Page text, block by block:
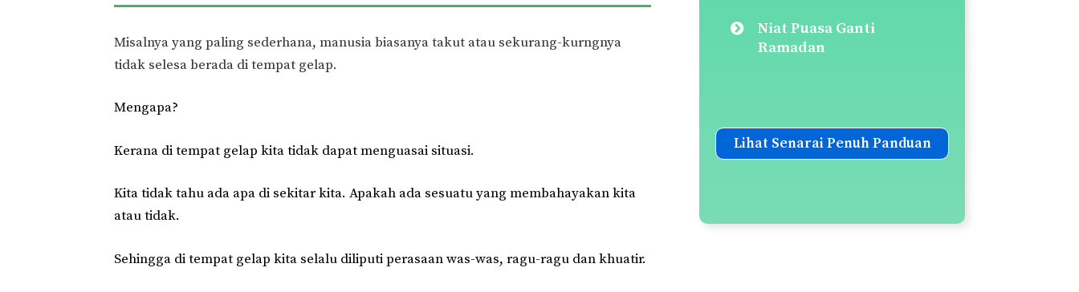
Misalnya yang paling sederhana, manusia biasanya takut atau sekurang-kurngnya
tidak selesa berada di tempat gelap.
Mengapa?
Kerana di tempat gelap kita tidak dapat menguasai situasi.
Kita tidak tahu ada apa di sekitar kita. Apakah ada sesuatu yang membahayakan kita
atau tidak.
Sehingga di tempat gelap kita selalu diliputi perasaan was-was, ragu-ragu dan khuatir.
Niat Puasa Ganti
Ramadan
Lihat Senarai Penuh Panduan